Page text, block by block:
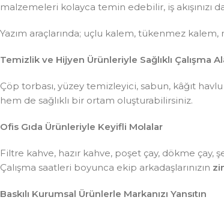
malzemeleri kolayca temin edebilir, iş
Yazım araçlarında; uçlu kalem, tükenmez
Temizlik ve Hijyen Ürünleriyle Sağlıklı Çalışma
Çöp torbası, yüzey temizleyici, sabun, kâğıt
hem de sağlıklı bir ortam oluşturabilirsiniz.
Ofis Gıda Ürünleriyle Keyifli Molalar
Filtre kahve, hazır kahve, poşet çay, dökme çay,
Çalışma saatleri boyunca ekip arkadaşlarınızın
Baskılı Kurumsal Ürünlerle Markanızı Yansıtın